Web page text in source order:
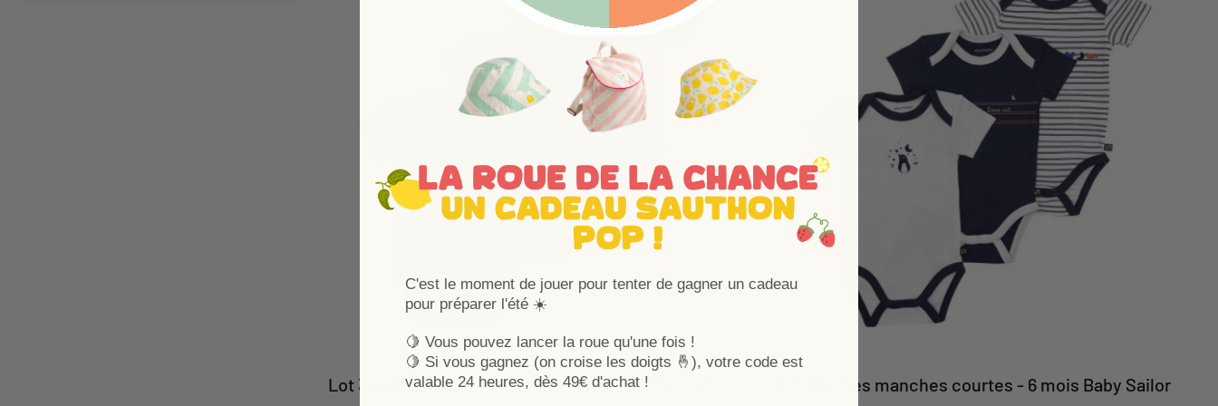
Lot 3 bodies manches courtes - 3 mois Baby Sailor Lot 3 bodies manches courtes - 6 mois Baby Sailor
C'est le moment de jouer pour tenter de gagner un cadeau
pour préparer l'été ☀️
🍋 Vous pouvez lancer la roue qu'une fois !
🍋 Si vous gagnez (on croise les doigts 🤞), votre code est
valable 24 heures, dès 49€ d'achat !